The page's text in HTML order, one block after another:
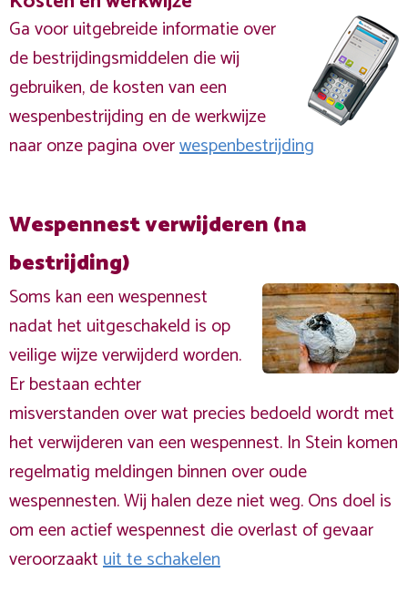
Ga voor uitgebreide informatie over
de bestrijdingsmiddelen die wij
gebruiken, de kosten van een
wespenbestrijding en de werkwijze
naar onze pagina overwespenbestrijding
Wespennest verwijderen (na
bestrijding)
Soms kan een wespennest
nadat het uitgeschakeld is op
veilige wijze verwijderd worden.
Er bestaan echter
misverstanden over wat precies bedoeld wordt met
het verwijderen van een wespennest. In Stein komen
regelmatig meldingen binnen over oude
wespennesten. Wij halen deze niet weg. Ons doel is
om een actief wespennest die overlast of gevaar
veroorzaaktuit te schakelen